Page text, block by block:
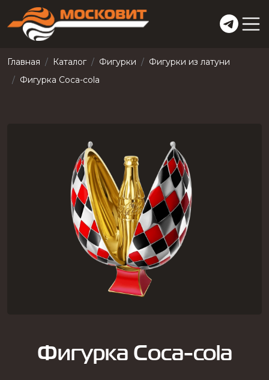
Главная Каталог Фигурки
Фигурки из латуни
Фигурка Coca-cola
Фигурка Coca-cola